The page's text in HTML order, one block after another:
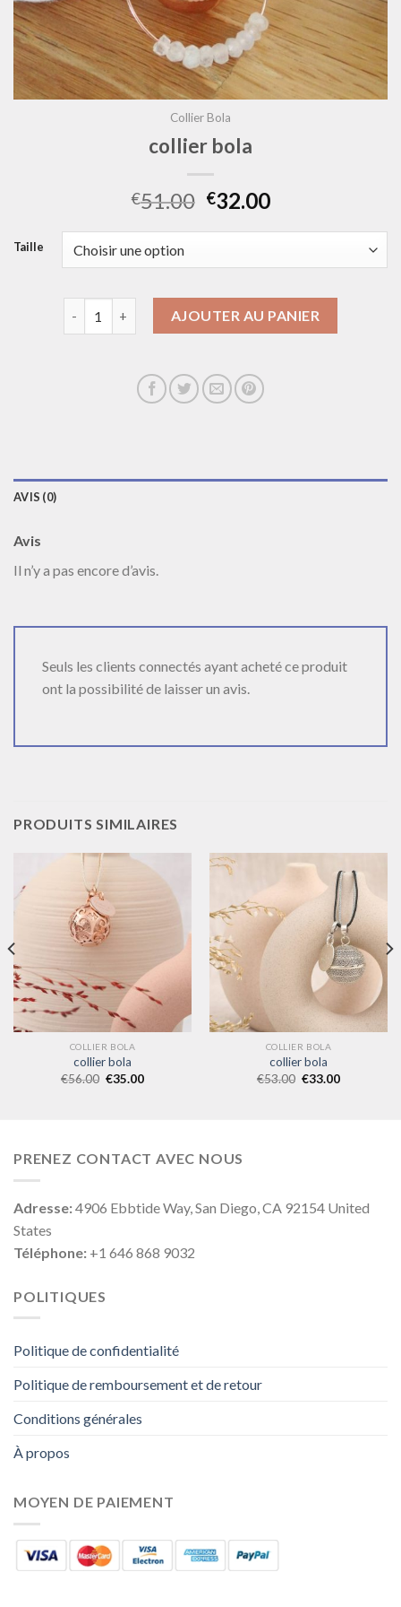
Collier Bola
collier bola
€51.00 €32.00
Taille
quantité de collier bolaAJOUTER AU PANIER
AVIS (0)
Avis
Il n’y a pas encore d’avis.
Seuls les clients connectés ayant acheté ce produit
ont la possibilité de laisser un avis.
PRODUITS SIMILAIRES
COLLIER BOLA
collier bola
€56.00 €35.00
COLLIER BOLA
collier bola
€53.00 €33.00
PRENEZ CONTACT AVEC NOUS
Adresse:4906 Ebbtide Way, San Diego, CA 92154 United
States
Téléphone: +1 646 868 9032
POLITIQUES
Politique de confidentialité
Politique de remboursement et de retour
Conditions générales
À propos
MOYEN DE PAIEMENT